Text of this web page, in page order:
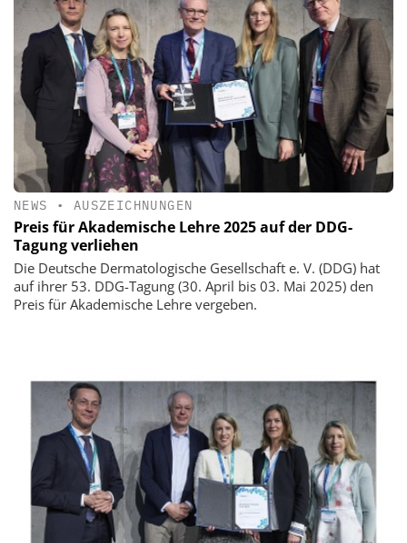
NEWS • AUSZEICHNUNGEN
Preis für Akademische Lehre 2025 auf der DDG-
Tagung verliehen
Die Deutsche Dermatologische Gesellschaft e. V. (DDG) hat
auf ihrer 53. DDG-Tagung (30. April bis 03. Mai 2025) den
Preis für Akademische Lehre vergeben.